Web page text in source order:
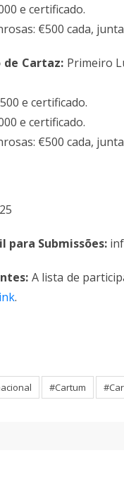
e certificado.
€500 cada,
de Cartaz:Primeiro
e certificado.
e certificado.
€500 cada,
para Submissões:
A lista de
.
#Cartum